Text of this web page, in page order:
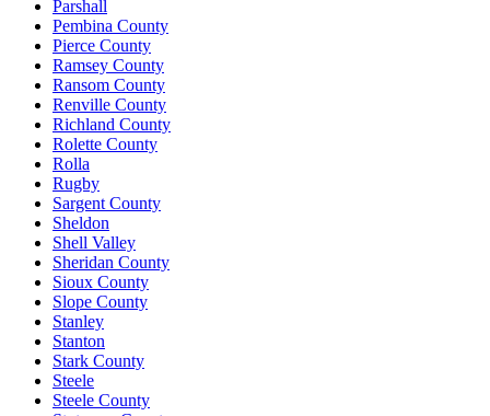
Parshall
Pembina County
Pierce County
Ramsey County
Ransom County
Renville County
Richland County
Rolette County
Rolla
Rugby
Sargent County
Sheldon
Shell Valley
Sheridan County
Sioux County
Slope County
Stanley
Stanton
Stark County
Steele
Steele County